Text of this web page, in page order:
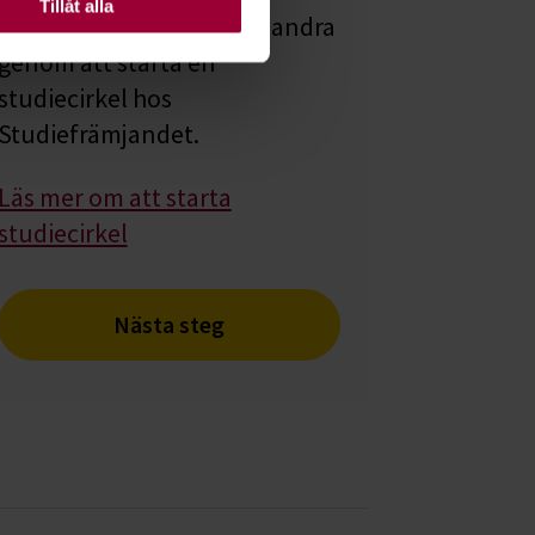
Tillåt alla
dig tillsammans med andra
att starta en
studiecirkel hos
Studiefrämjandet.
Läs mer om att starta
studiecirkel
Nästa steg